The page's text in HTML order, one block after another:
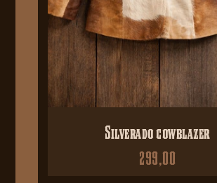
Silverado cowblazer
299,00